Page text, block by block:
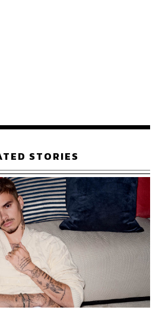
ก็จะได้ลุคที่ดูแพง สูงสง่า และเราก็
ต์ Byrdieว่าเธอมักดูแลผมด้วยของ
กทาอาหารเหล่านั้นลงบนเส้นผม
าก
ยสอนบิวตี้ทิปเจ๋งๆ เอาไว้ว่า ให้
งปลายเส้นผม จากนั้นก็ไปอาบน้ำ
ะผมจะไม่ไหลไปโดนบริเวณปลาย
คลือบปลายเส้นผมเอาไว้ให้ดูนุ่มลื่น
ดีปัญหาผมแห้งแตกปลายได้เลย
STORIES